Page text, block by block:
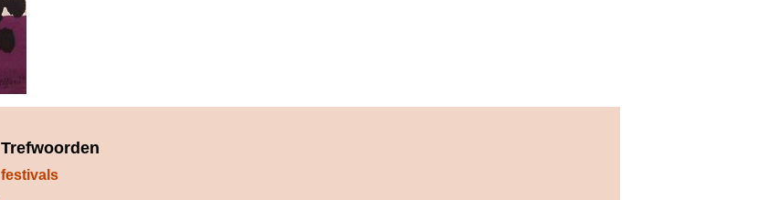
Trefwoorden
festivals